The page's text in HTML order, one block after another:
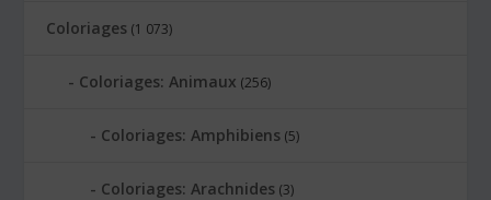
Coloriages (1 073)
Coloriages: Animaux (256)
Coloriages: Amphibiens (5)
Coloriages: Arachnides (3)